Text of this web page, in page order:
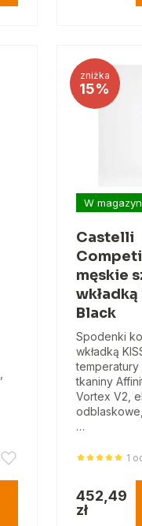
zniżka
15%
W
Castelli
męskie
Black
Spodenki
wkładką
temperatury
tkaniny
Vortex V2,
…
1
452,49
zł